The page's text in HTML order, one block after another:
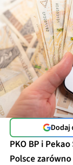
Dodaj
PKO BP i
Polsce